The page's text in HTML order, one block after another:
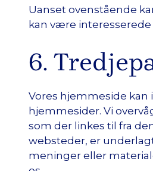
Uanset ovenstående
kan være
6.
Vores hjemmeside
hjemmesider. Vi
som der linkes til fra
websteder, er
meninger eller